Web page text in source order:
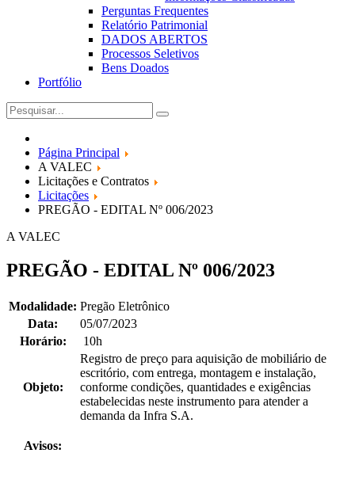
Perguntas Frequentes
Relatório Patrimonial
DADOS ABERTOS
Processos Seletivos
Bens Doados
Portfólio
Página Principal
A VALEC
Licitações e Contratos
Licitações
PREGÃO - EDITAL Nº 006/2023
A VALEC
PREGÃO - EDITAL Nº 006/2023
Modalidade: Pregão Eletrônico
Data:
05/07/2023
Horário:
10h
Objeto:
Registro de preço para aquisição de mobiliário de
escritório, com entrega, montagem e instalação,
conforme condições, quantidades e exigências
estabelecidas neste instrumento para atender a
demanda da Infra S.A.
Avisos: